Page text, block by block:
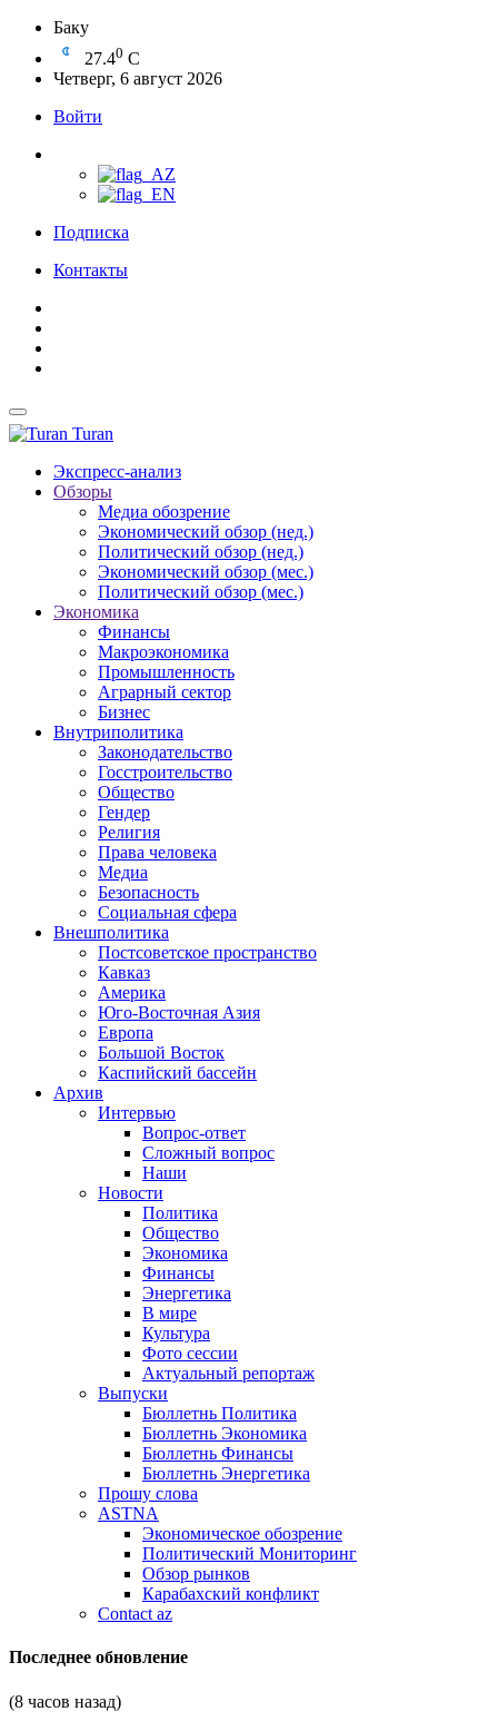
Баку
27.40 C
Четверг, 6 август 2026
Войти
Подписка
Контакты
Turan
Экспресс-анализ
Обзоры
Медиа обозрение
Экономический обзор (нед.)
Политический обзор (нед.)
Экономический обзор (мес.)
Политический обзор (мес.)
Экономика
Финансы
Макроэкономика
Промышленность
Аграрный сектор
Бизнес
Внутриполитика
Законодательство
Госстроительство
Общество
Гендер
Религия
Права человека
Медиа
Безопасность
Социальная сфера
Внешполитика
Постсоветское пространство
Кавказ
Америка
Юго-Восточная Азия
Европа
Большой Восток
Каспийский бассейн
Архив
Интервью
Вопрос-ответ
Сложный вопрос
Наши
Новости
Политика
Общество
Экономика
Финансы
Энергетика
В мире
Культура
Фото сессии
Актуальный репортаж
Выпуски
Бюллетнь Политика
Бюллетнь Экономика
Бюллетнь Финансы
Бюллетнь Энергетика
Прошу слова
ASTNA
Экономическое обозрение
Политический Мониторинг
Обзор рынков
Карабахский конфликт
Contact az
Последнее обновление
(8 часов назад)